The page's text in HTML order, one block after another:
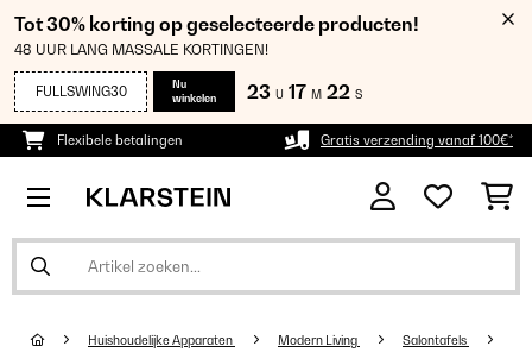
Tot 30% korting op geselecteerde producten!
48 UUR LANG MASSALE KORTINGEN!
FULLSWING30
Nu
winkelen
23 U 17 M 21 S
Flexibele betalingen Gratis verzending vanaf 100€*
Huishoudelijke Apparaten Modern Living Salontafels